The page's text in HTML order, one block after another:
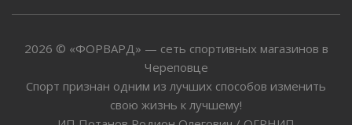
2026 © «ФОРВАРД» — сеть спортивных магазинов в
Череповце
Спорт признан одним из лучших способов изменить
свою жизнь к лучшему!